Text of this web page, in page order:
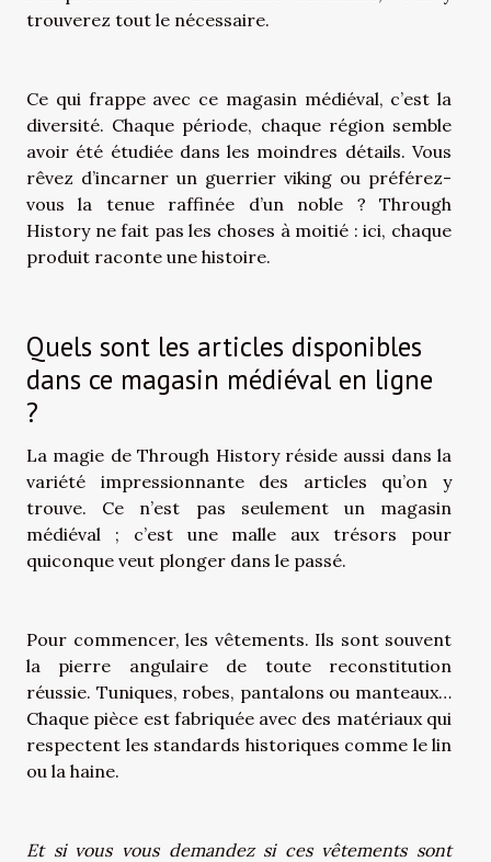
trouverez tout le nécessaire.
Ce qui frappe avec ce magasin médiéval, c’est la
diversité. Chaque période, chaque région semble
avoir été étudiée dans les moindres détails. Vous
rêvez d’incarner un guerrier viking ou préférez-
vous la tenue raffinée d’un noble ? Through
History ne fait pas les choses à moitié : ici, chaque
produit raconte une histoire.
Quels sont les articles disponibles
dans ce magasin médiéval en ligne
?
La magie de Through History réside aussi dans la
variété impressionnante des articles qu’on y
trouve. Ce n’est pas seulement un magasin
médiéval ; c’est une malle aux trésors pour
quiconque veut plonger dans le passé.
Pour commencer, les vêtements. Ils sont souvent
la pierre angulaire de toute reconstitution
réussie. Tuniques, robes, pantalons ou manteaux…
Chaque pièce est fabriquée avec des matériaux qui
respectent les standards historiques comme le lin
ou la haine.
Et si vous vous demandez si ces vêtements sont